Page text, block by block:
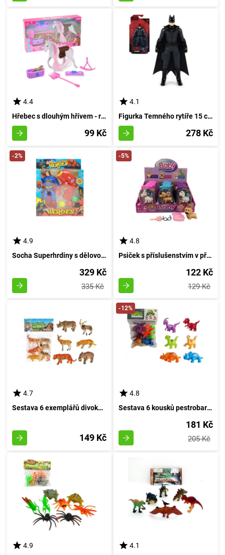
4.4
Hřebec s dlouhým hřívem - růžový
99 Kč
4.1
Figurka Temného rytíře 15 cm
278 Kč
-2%
4.9
Socha Superhrdiny s dělovou zbraní na kuličky
329 Kč
335 Kč
-5%
4.8
Psiček s příslušenstvím v přenosném pouzdře - purpurový
122 Kč
129 Kč
4.7
Sestava 6 exemplářů divoké fauny
149 Kč
-12%
4.8
Sestava 6 kousků pestrobarevných prehistorických ještěrů
181 Kč
205 Kč
4.9
4.1